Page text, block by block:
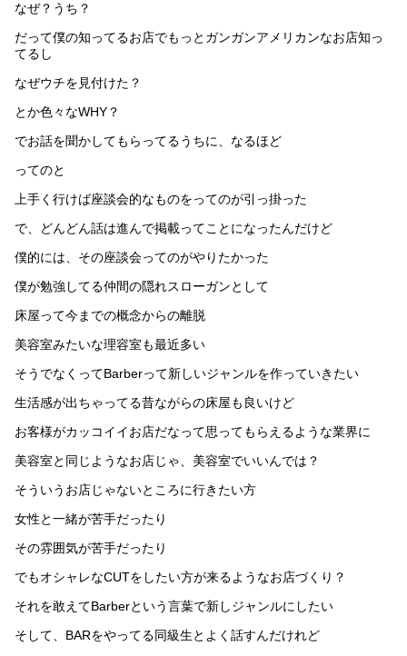
なぜ？うち？
だって僕の知ってるお店でもっとガンガンアメリカンなお店知っ
てるし
なぜウチを見付けた？
とか色々なWHY？
でお話を聞かしてもらってるうちに、なるほど
ってのと
上手く行けば座談会的なものをってのが引っ掛った
で、どんどん話は進んで掲載ってことになったんだけど
僕的には、その座談会ってのがやりたかった
僕が勉強してる仲間の隠れスローガンとして
床屋って今までの概念からの離脱
美容室みたいな理容室も最近多い
そうでなくってBarberって新しいジャンルを作っていきたい
生活感が出ちゃってる昔ながらの床屋も良いけど
お客様がカッコイイお店だなって思ってもらえるような業界に
美容室と同じようなお店じゃ、美容室でいいんでは？
そういうお店じゃないところに行きたい方
女性と一緒が苦手だったり
その雰囲気が苦手だったり
でもオシャレなCUTをしたい方が来るようなお店づくり？
それを敢えてBarberという言葉で新しジャンルにしたい
そして、BARをやってる同級生とよく話すんだけれど